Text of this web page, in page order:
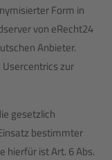
Form in
von eRecht24
Anbieter.
zur
gesetzlich
bestimmter
hierfür ist Art. 6 Abs.